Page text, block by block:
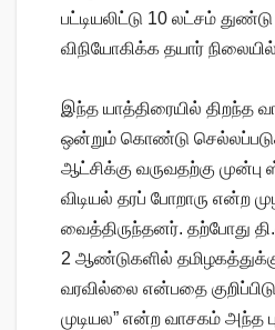
பட்டியலிட்டு 10 லட்சம்
விநியோகிக்க தயார்
இந்த யாத்திரையில் திறந்த
ஒன்றும் கொண்டு
ஆட்சிக்கு வருவதற்கு முன்பு
விடியல் தரப் போறாரு என்ற
வைத்திருந்தனர். தற்போது
2 ஆண்டுகளில் தமிழகத்துக்கு
வரவில்லை என்பதை
முடியல” என்ற வாசகம் அந்த